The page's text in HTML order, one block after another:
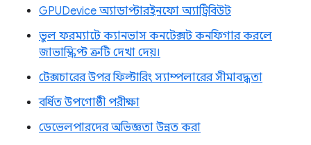
GPUDevice অ্যাডাপ্টারইনফো অ্যাট্রিবিউট
ভুল ফরম্যাটে ক্যানভাস কনটেক্সট কনফিগার করলে
জাভাস্ক্রিপ্ট ত্রুটি দেখা দেয়।
টেক্সচারের উপর ফিল্টারিং স্যাম্পলারের সীমাবদ্ধতা
বর্ধিত উপগোষ্ঠী পরীক্ষা
ডেভেলপারদের অভিজ্ঞতা উন্নত করা